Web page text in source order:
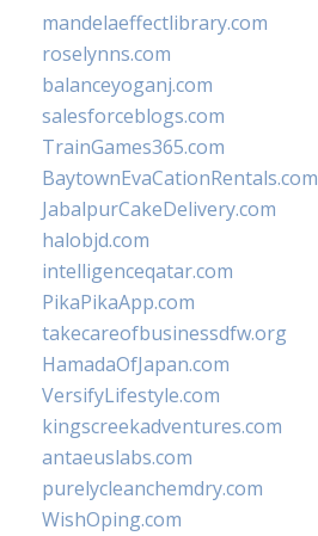
mandelaeffectlibrary.com
roselynns.com
balanceyoganj.com
salesforceblogs.com
TrainGames365.com
BaytownEvaCationRentals.com
JabalpurCakeDelivery.com
halobjd.com
intelligenceqatar.com
PikaPikaApp.com
takecareofbusinessdfw.org
HamadaOfJapan.com
VersifyLifestyle.com
kingscreekadventures.com
antaeuslabs.com
purelycleanchemdry.com
WishOping.com